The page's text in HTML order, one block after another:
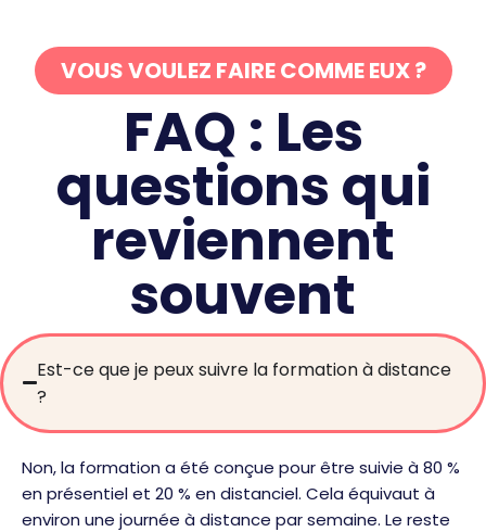
VOUS VOULEZ FAIRE COMME EUX ?
FAQ : Les
questions qui
reviennent
souvent
Est-ce que je peux suivre la formation à distance
?
Non, la formation a été conçue pour être suivie à 80 %
en présentiel et 20 % en distanciel. Cela équivaut à
environ une journée à distance par semaine. Le reste